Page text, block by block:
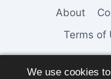
We use cookies
About
Terms of